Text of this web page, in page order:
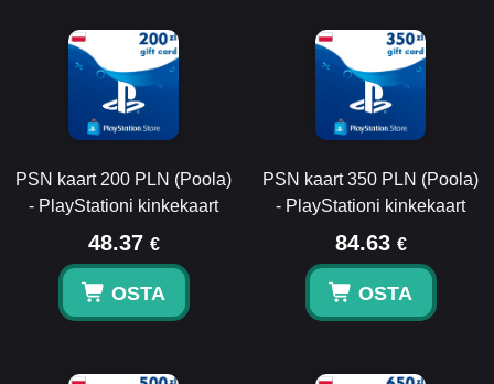
PSN kaart 200 PLN (Poola)
- PlayStationi kinkekaart
48.37 €
OSTA
PSN kaart 350 PLN (Poola)
- PlayStationi kinkekaart
84.63 €
OSTA